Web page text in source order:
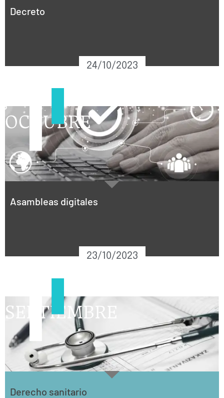
Decreto
24/10/2023
OCTUBRE
Asambleas digitales
23/10/2023
SEPTIEMBRE
Derecho sanitario